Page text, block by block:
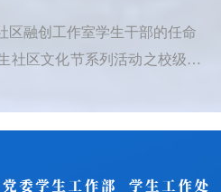
区融创工作室学生干部的任命
社区文化节系列活动之校级拔